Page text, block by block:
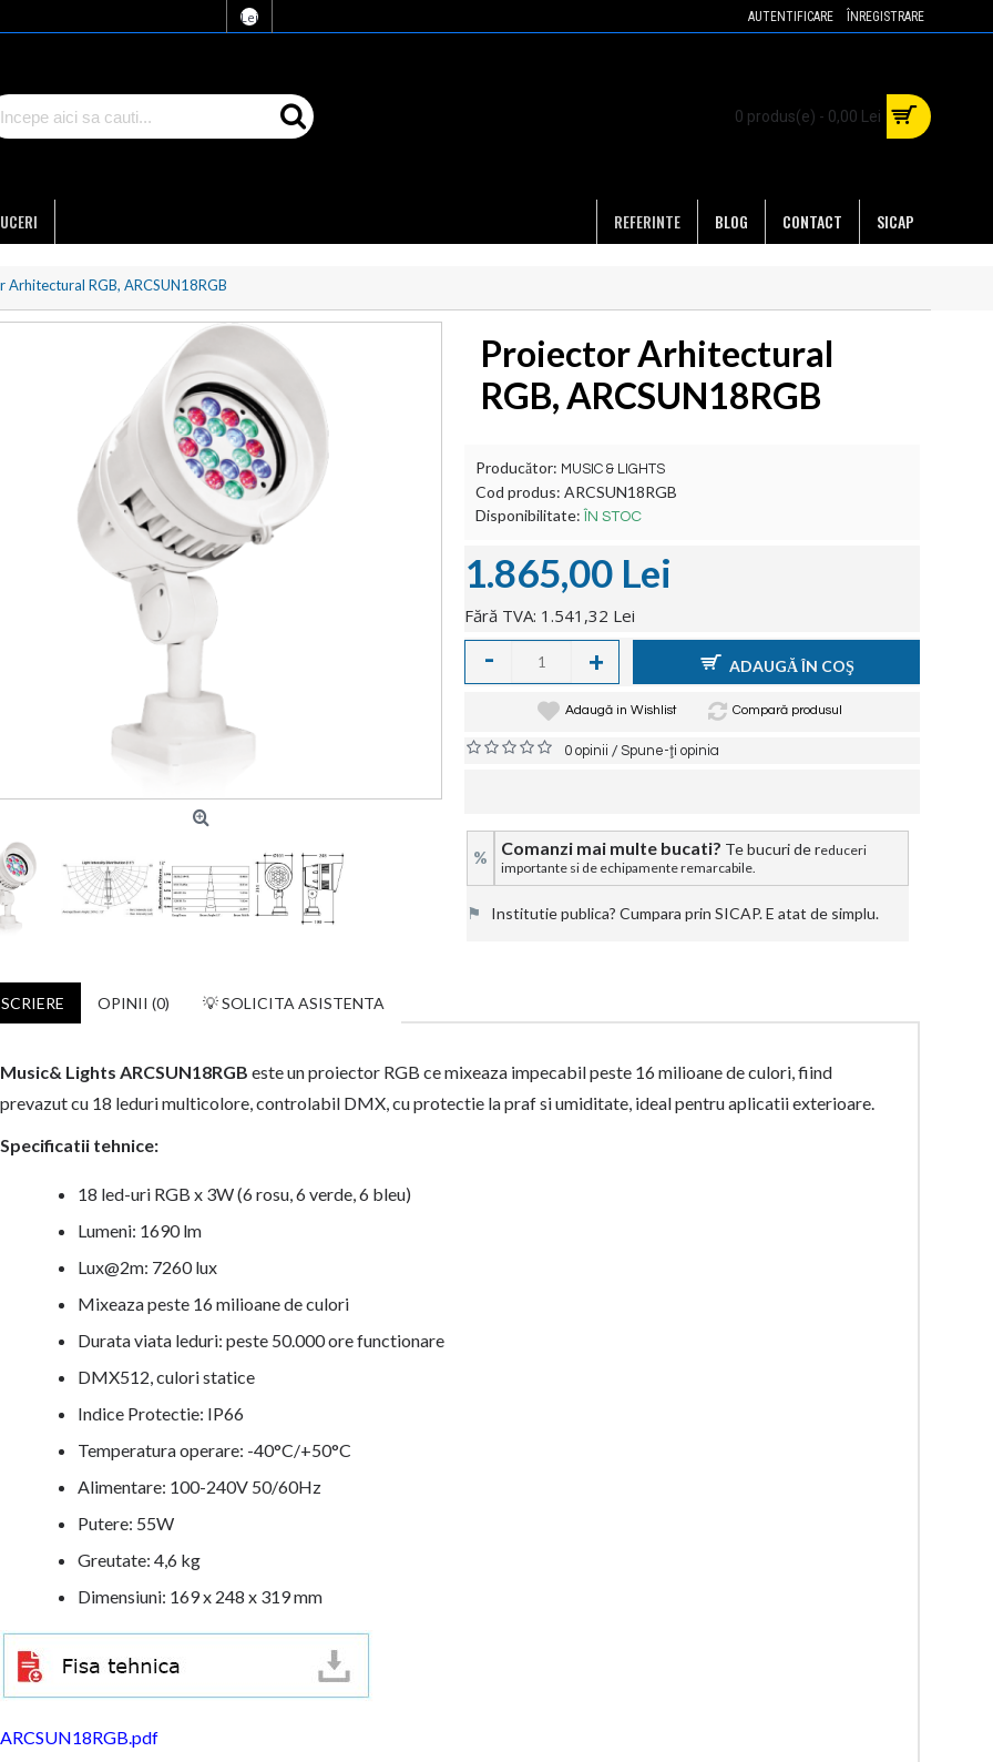
Lei AUTENTIFICARE ÎNREGISTRARE
0 produs(e) - 0,00 Lei
SICAP
CONTACT
BLOG
REFERINTE
Arhitectural RGB, ARCSUN18RGB
Proiector Arhitectural
RGB, ARCSUN18RGB
Producător: MUSIC & LIGHTS
Cod produs: ARCSUN18RGB
Disponibilitate: ÎN STOC
1.865,00 Lei
Fără TVA: 1.541,32 Lei
- + ADAUGĂ ÎN COŞ
Adaugă in Wishlist Compară produsul
0 opinii /Spune-ţi opinia
% Comanzi mai multe bucati? Te bucuri de reduceri
importante si de echipamente remarcabile.
⚑ Institutie publica? Cumpara prin SICAP. E atat de simplu.
OPINII (0) 💡 SOLICITA ASISTENTA
Music& Lights ARCSUN18RGB este un proiector RGB ce mixeaza impecabil peste 16 milioane de culori, fiind
prevazut cu 18 leduri multicolore, controlabil DMX, cu protectie la praf si umiditate, ideal pentru aplicatii exterioare.
Specificatii tehnice:
18 led-uri RGB x 3W (6 rosu, 6 verde, 6 bleu)
Lumeni: 1690 lm
Lux@2m: 7260 lux
Mixeaza peste 16 milioane de culori
Durata viata leduri: peste 50.000 ore functionare
DMX512, culori statice
Indice Protectie: IP66
Temperatura operare: -40°C/+50°C
Alimentare: 100-240V 50/60Hz
Putere: 55W
Greutate: 4,6 kg
Dimensiuni: 169 x 248 x 319 mm
ARCSUN18RGB.pdf